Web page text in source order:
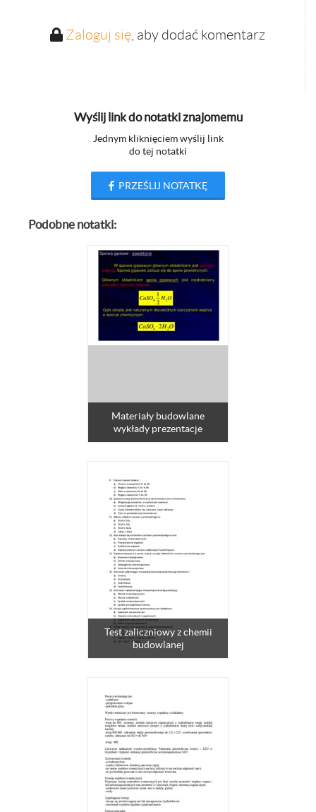
Zaloguj się, aby dodać komentarz
Wyślij link do notatki znajomemu
Jednym kliknięciem wyślij link
do tej notatki
PRZEŚLIJ NOTATKĘ
Podobne notatki:
Materiały budowlane
wykłady prezentacje
Test zaliczniowy z chemii
budowlanej